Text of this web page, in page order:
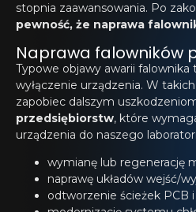
stopnia zaawansowania. Po
pewność, że naprawa
Naprawa falowników
Typowe objawy awarii falownika
wyłączenie urządzenia. W
zapobiec dalszym
przedsiębiorstw, które
urządzenia do naszego
wymianę lub regenerację
naprawę układów wejść/
odtworzenie ścieżek PCB